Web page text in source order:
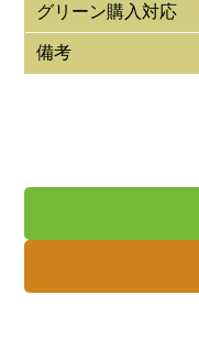
グリーン購入対応
備考